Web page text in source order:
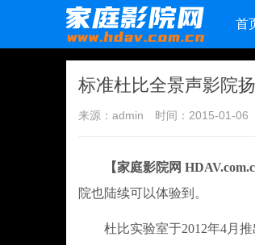
首
标准杜比全景声影院
来源：admin 时间：2015-01-06
【家庭影院网
院也陆续可以体验到。
杜比实验室于2012年4月推